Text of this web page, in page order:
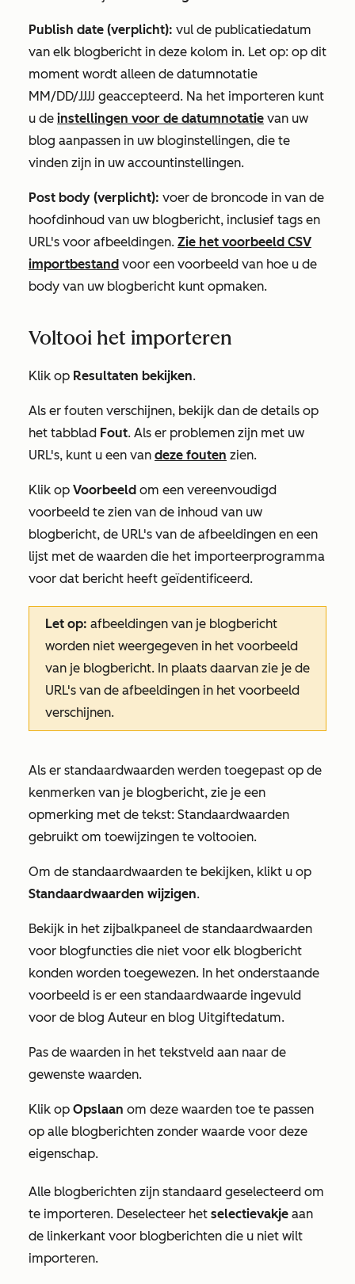
Publish date (verplicht): vul de publicatiedatum
van elk blogbericht in deze kolom in. Let op: op dit
moment wordt alleen de datumnotatie
MM/DD/JJJJ geaccepteerd. Na het importeren kunt
u de instellingen voor de datumnotatie van uw
blog aanpassen in uw bloginstellingen, die te
vinden zijn in uw accountinstellingen.
Post body (verplicht): voer de broncode in van de
hoofdinhoud van uw blogbericht, inclusief tags en
URL's voor afbeeldingen. Zie het voorbeeld CSV
importbestand voor een voorbeeld van hoe u de
body van uw blogbericht kunt opmaken.
Voltooi het importeren
Klik op Resultaten bekijken.
Als er fouten verschijnen, bekijk dan de details op
het tabblad Fout. Als er problemen zijn met uw
URL's, kunt u een van deze fouten zien.
Klik op Voorbeeld om een vereenvoudigd
voorbeeld te zien van de inhoud van uw
blogbericht, de URL's van de afbeeldingen en een
lijst met de waarden die het importeerprogramma
voor dat bericht heeft geïdentificeerd.
Let op: afbeeldingen van je blogbericht
worden niet weergegeven in het voorbeeld
van je blogbericht. In plaats daarvan zie je de
URL's van de afbeeldingen in het voorbeeld
verschijnen.
Als er standaardwaarden werden toegepast op de
kenmerken van je blogbericht, zie je een
opmerking met de tekst: Standaardwaarden
gebruikt om toewijzingen te voltooien.
Om de standaardwaarden te bekijken, klikt u op
Standaardwaarden wijzigen.
Bekijk in het zijbalkpaneel de standaardwaarden
voor blogfuncties die niet voor elk blogbericht
konden worden toegewezen. In het onderstaande
voorbeeld is er een standaardwaarde ingevuld
voor de blog Auteur en blog Uitgiftedatum.
Pas de waarden in het tekstveld aan naar de
gewenste waarden.
Klik op Opslaan om deze waarden toe te passen
op alle blogberichten zonder waarde voor deze
eigenschap.
Alle blogberichten zijn standaard geselecteerd om
te importeren. Deselecteer het selectievakje aan
de linkerkant voor blogberichten die u niet wilt
importeren.